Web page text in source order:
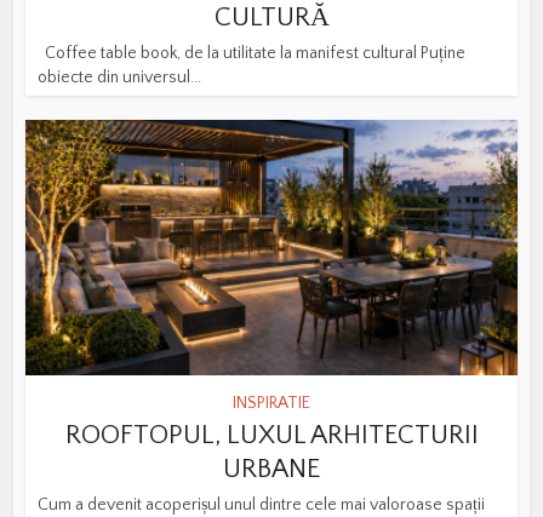
CULTURĂ
Coffee table book, de la utilitate la manifest cultural Puține
obiecte din universul...
INSPIRATIE
ROOFTOPUL, LUXUL ARHITECTURII
URBANE
Cum a devenit acoperișul unul dintre cele mai valoroase spații